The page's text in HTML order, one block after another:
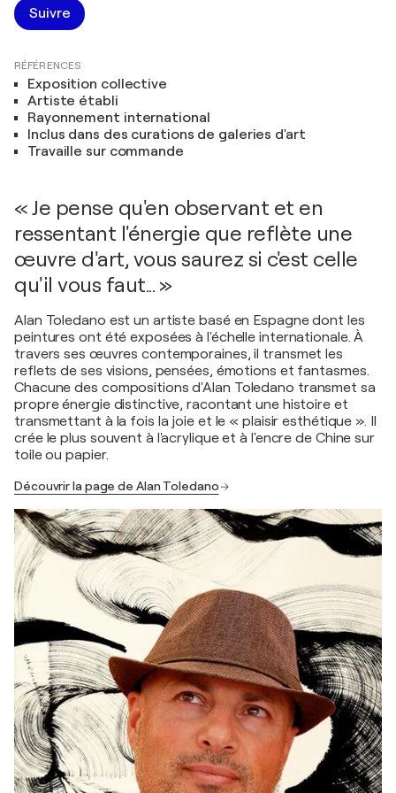
Suivre
RÉFÉRENCES
Exposition collective
Artiste établi
Rayonnement international
Inclus dans des curations de galeries d'art
Travaille sur commande
« Je pense qu'en observant et en
ressentant l'énergie que reflète une
œuvre d'art, vous saurez si c'est celle
qu'il vous faut... »
Alan Toledano est un artiste basé en Espagne dont les
peintures ont été exposées à l'échelle internationale. À
travers ses œuvres contemporaines, il transmet les
reflets de ses visions, pensées, émotions et fantasmes.
Chacune des compositions d'Alan Toledano transmet sa
propre énergie distinctive, racontant une histoire et
transmettant à la fois la joie et le « plaisir esthétique ». Il
crée le plus souvent à l'acrylique et à l'encre de Chine sur
toile ou papier.
Découvrir la page de Alan Toledano